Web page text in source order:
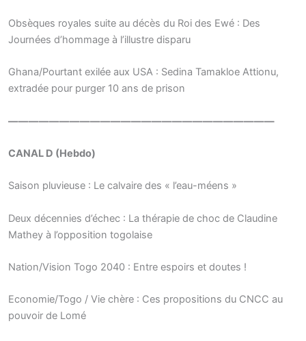
Obsèques royales suite au décès du Roi des Ewé : Des
Journées d’hommage à l’illustre disparu
Ghana/Pourtant exilée aux USA : Sedina Tamakloe Attionu,
extradée pour purger 10 ans de prison
——————————————————————————
CANAL D (Hebdo)
Saison pluvieuse : Le calvaire des « l’eau-méens »
Deux décennies d’échec : La thérapie de choc de Claudine
Mathey à l’opposition togolaise
Nation/Vision Togo 2040 : Entre espoirs et doutes !
Economie/Togo / Vie chère : Ces propositions du CNCC au
pouvoir de Lomé